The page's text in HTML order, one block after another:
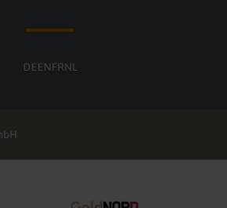
DEENFRNL